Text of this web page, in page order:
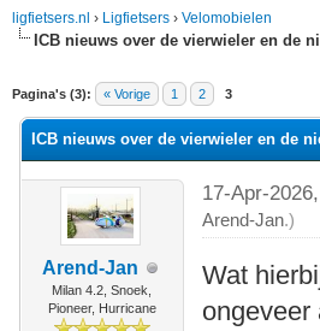
ligfietsers.nl › Ligfietsers › Velomobielen
ICB nieuws over de vierwieler en de
Pagina's (3): « Vorige 1 2 3
waardering is 0
ICB nieuws over de vierwieler en de
Arend-Jan
Milan 4.2, Snoek,
Pioneer, Hurricane
17-Apr-
Arend-Jan.)
Wat
ongeveer